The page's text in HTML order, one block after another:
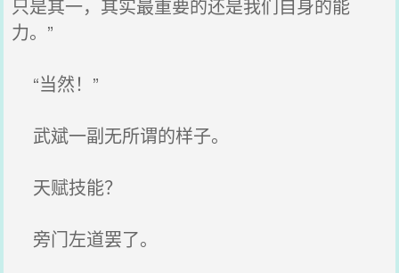
只是其一，其实最重要的还是我们自身的能
力。”
“当然！”
武斌一副无所谓的样子。
天赋技能？
旁门左道罢了。